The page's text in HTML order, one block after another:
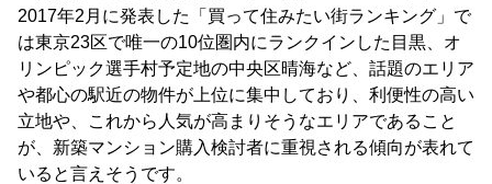
2017年2月に発表した「買って住みたい街ランキング」で
は東京23区で唯一の10位圏内にランクインした目黒、オ
リンピック選手村予定地の中央区晴海など、話題のエリア
や都心の駅近の物件が上位に集中しており、利便性の高い
立地や、これから人気が高まりそうなエリアであること
が、新築マンション購入検討者に重視される傾向が表れて
いると言えそうです。